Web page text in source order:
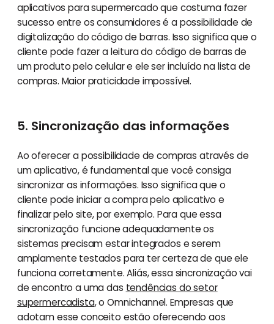
aplicativos para supermercado que costuma fazer
sucesso entre os consumidores é a possibilidade de
digitalização do código de barras. Isso significa que o
cliente pode fazer a leitura do código de barras de
um produto pelo celular e ele ser incluído na lista de
compras. Maior praticidade impossível.
5. Sincronização das informações
Ao oferecer a possibilidade de compras através de
um aplicativo, é fundamental que você consiga
sincronizar as informações. Isso significa que o
cliente pode iniciar a compra pelo aplicativo e
finalizar pelo site, por exemplo. Para que essa
sincronização funcione adequadamente os
sistemas precisam estar integrados e serem
amplamente testados para ter certeza de que ele
funciona corretamente. Aliás, essa sincronização vai
de encontro a uma das tendências do setor
supermercadista, o Omnichannel. Empresas que
adotam esse conceito estão oferecendo aos